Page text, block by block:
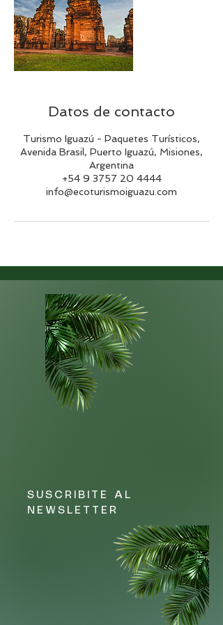
Datos de contacto
Turismo Iguazú - Paquetes Turísticos,
Avenida Brasil, Puerto Iguazú, Misiones,
Argentina
+54 9 3757 20 4444
info@ecoturismoiguazu.com
SUSCRIBITE AL
NEWSLETTER